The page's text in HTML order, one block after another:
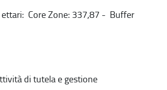
Core Zone: 337,87 - Buffer
di tutela e gestione